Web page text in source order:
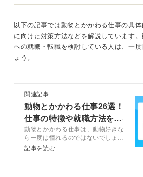
その一方で、動物園や水族館の飼育員
目指す場合は、大学の農学部や畜産関
は専門学校で専門知識を学んだ人が採
この業界をめざすうえで大切なのは、
いう気持ちを、もう一歩深掘りした理
です。
この業界は給与水準が決して高いとは
以下の記事では動物とかかわる仕事の具
に向けた対策方法などを解説しています
への就職・転職を検討している人は、一
ょう。
関連記事
動物とかかわる仕事26選！
仕事の特徴や就職方法を解
説
動物とかかわる仕事は、動物好きな
ら一度は憧れるのではないでしょう
か。動物とかかわる仕事はさまざま
記事を読む